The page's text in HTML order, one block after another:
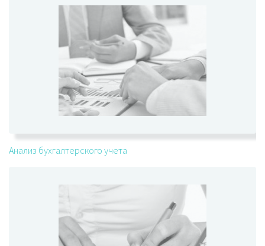
Анализ бухгалтерского учета